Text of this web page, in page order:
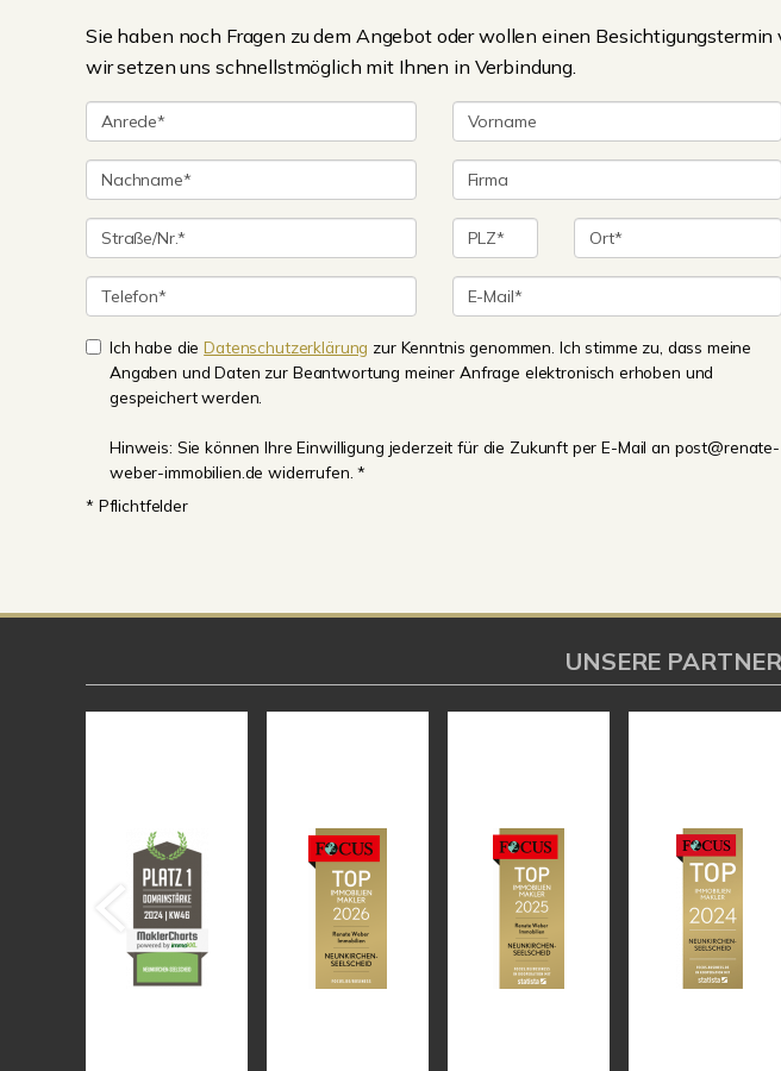
Sie haben noch Fragen zu dem Angebot oder wollen einen
wir setzen uns schnellstmöglich mit Ihnen in Verbindung.
Ich habe dieDatenschutzerklärung zur Kenntnis genommen. Ich stimme zu, dass meine
Angaben und Daten zur Beantwortung meiner Anfrage elektronisch erhoben und
gespeichert werden.
Hinweis: Sie können Ihre Einwilligung jederzeit für die Zukunft per E-Mail an post@renate-
weber-immobilien.de widerrufen. *
* Pflichtfelder
UNSERE